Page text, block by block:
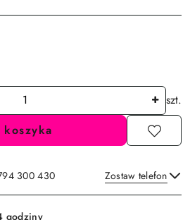
szt.
koszyka
300 430 Zostaw telefon
godziny